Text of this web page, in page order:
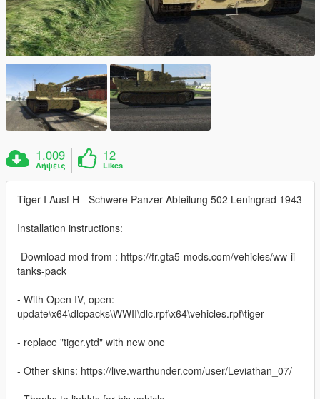
1.009
Λήψεις
12
Likes
Tiger I Ausf H - Schwere Panzer-Abteilung 502 Leningrad 1943
Installation instructions:
-Download mod from : https://fr.gta5-mods.com/vehicles/ww-ii-
tanks-pack
- With Open IV, open:
update\x64\dlcpacks\WWII\dlc.rpf\x64\vehicles.rpf\tiger
- replace "tiger.ytd" with new one
- Other skins: https://live.warthunder.com/user/Leviathan_07/